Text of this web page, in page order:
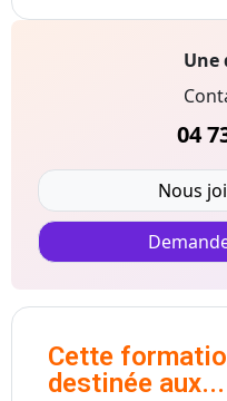
Une
04
Nous
Cette
destinée aux...